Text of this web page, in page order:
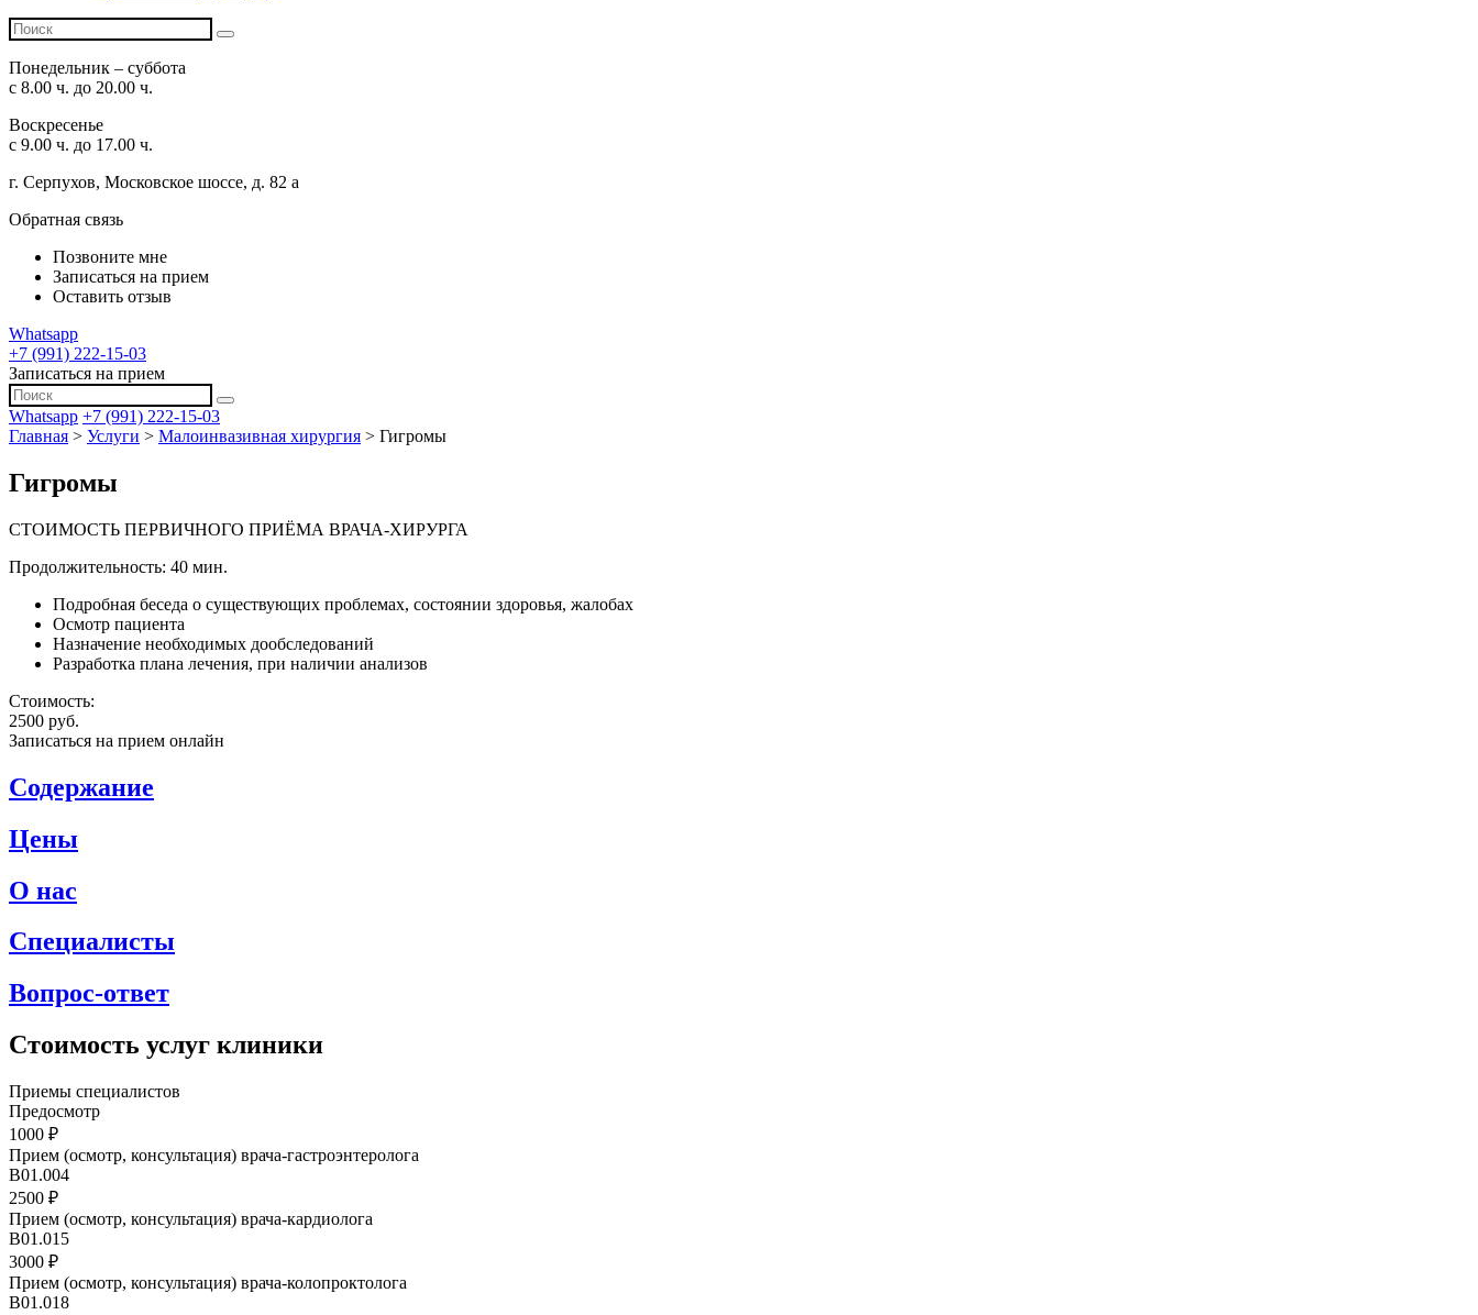
Понедельник – суббота
с 8.00 ч. до 20.00 ч.
Воскресенье
с 9.00 ч. до 17.00 ч.
г. Серпухов, Московское шоссе, д. 82 а
Обратная связь
Позвоните мне
Записаться на прием
Оставить отзыв
Whatsapp
+7 (991) 222-15-03
Записаться на прием
Whatsapp +7 (991) 222-15-03
Главная > Услуги > Малоинвазивная хирургия > Гигромы
Гигромы
СТОИМОСТЬ ПЕРВИЧНОГО ПРИЁМА ВРАЧА-ХИРУРГА
Продолжительность: 40 мин.
Подробная беседа о существующих проблемах, состоянии здоровья, жалобах
Осмотр пациента
Назначение необходимых дообследований
Разработка плана лечения, при наличии анализов
Стоимость:
2500 руб.
Записаться на прием онлайн
Содержание
Цены
О нас
Специалисты
Вопрос-ответ
Стоимость услуг клиники
Приемы специалистов
Предосмотр
1000 ₽
Прием (осмотр, консультация) врача-гастроэнтеролога
В01.004
2500 ₽
Прием (осмотр, консультация) врача-кардиолога
В01.015
3000 ₽
Прием (осмотр, консультация) врача-колопроктолога
B01.018